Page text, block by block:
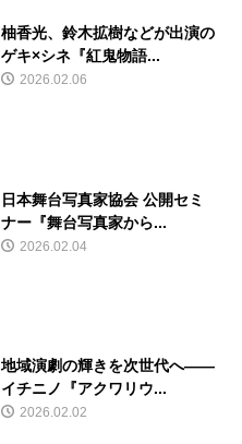
柚香光、鈴木拡樹などが出演の
ゲキ×シネ『紅鬼物語...
2026.02.06
日本舞台写真家協会 公開セミ
ナー『舞台写真家から...
2026.02.04
地域演劇の輝きを次世代へ――
イチニノ『アクワリウ...
2026.02.02